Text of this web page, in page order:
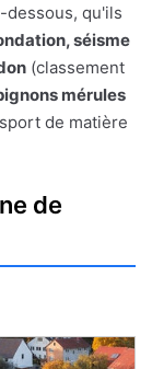
dessous, qu'ils
séisme
(classement
mérules
de matière
de